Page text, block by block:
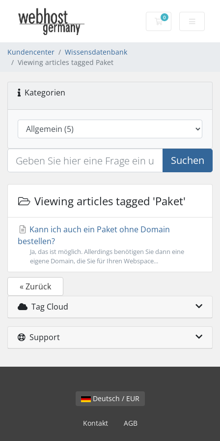
0
Warenkorb
Kundencenter
Wissensdatenbank
Viewing articles tagged Paket
Kategorien
Suchen
Viewing articles tagged 'Paket'
Kann ich auch ein Paket ohne Domain
bestellen?
Ja, das ist möglich. Allerdings benötigen Sie dann eine
eigene Domain, die Sie für Ihren Webspace...
« Zurück
Tag Cloud
Support
Deutsch / EUR
Kontakt AGB